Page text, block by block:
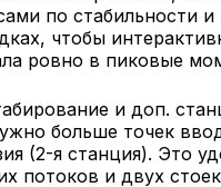
по стабильности и
чтобы
ровно в пиковые
и доп.
больше точек
(2-я станция). Это
потоков и двух